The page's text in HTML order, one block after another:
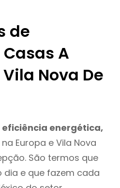
de
A
Nova De
eficiência energética,
na Europa e Vila Nova
São termos que
e que fazem cada